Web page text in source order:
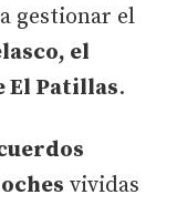
gestionar el
el
El Patillas.
vividas